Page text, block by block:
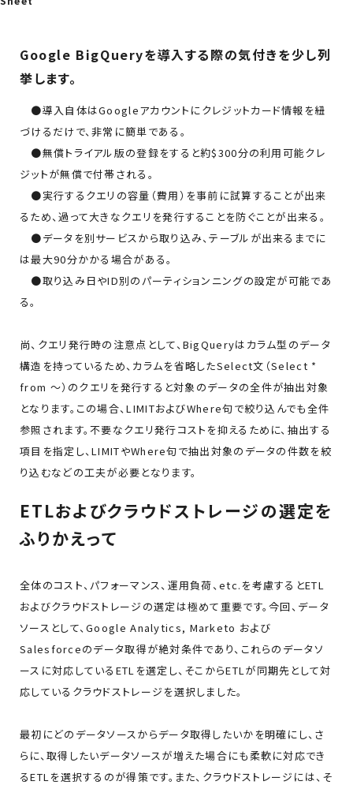
Google BigQueryを導入する際の気付きを少し列
挙します。
●導入自体はGoogleアカウントにクレジットカード情報を紐
づけるだけで、非常に簡単である。
●無償トライアル版の登録をすると約$300分の利用可能クレ
ジットが無償で付帯される。
●実行するクエリの容量（費用）を事前に試算することが出来
るため、過って大きなクエリを発行することを防ぐことが出来る。
●データを別サービスから取り込み、テーブルが出来るまでに
は最大90分かかる場合がある。
●取り込み日やID別のパーティションニングの設定が可能であ
る。
尚、クエリ発行時の注意点として、BigQueryはカラム型のデータ
構造を持っているため、カラムを省略したSelect文（Select *
from ～）のクエリを発行すると対象のデータの全件が抽出対象
となります。この場合、LIMITおよびWhere句で絞り込んでも全件
参照されます。不要なクエリ発行コストを抑えるために、抽出する
項目を指定し、LIMITやWhere句で抽出対象のデータの件数を絞
り込むなどの工夫が必要となります。
ETLおよびクラウドストレージの選定を
ふりかえって
全体のコスト、パフォーマンス、運用負荷、etc.を考慮するとETL
およびクラウドストレージの選定は極めて重要です。今回、データ
ソースとして、Google Analytics, Marketo および
Salesforceのデータ取得が絶対条件であり、これらのデータソ
ースに対応しているETLを選定し、そこからETLが同期先として対
応しているクラウドストレージを選択しました。
最初にどのデータソースからデータ取得したいかを明確にし、さ
らに、取得したいデータソースが増えた場合にも柔軟に対応でき
るETLを選択するのが得策です。また、クラウドストレージには、そ